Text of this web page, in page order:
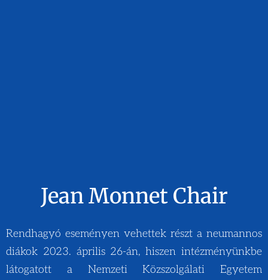
Jean Monnet Chair
Rendhagyó eseményen vehettek részt a neumannos
diákok 2023. április 26-án, hiszen intézményünkbe
látogatott a Nemzeti Közszolgálati Egyetem